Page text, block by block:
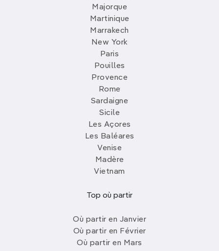
Majorque
Martinique
Marrakech
New York
Paris
Pouilles
Provence
Rome
Sardaigne
Sicile
Les Açores
Les Baléares
Venise
Madère
Vietnam
Top où partir
Où partir en Janvier
Où partir en Février
Où partir en Mars